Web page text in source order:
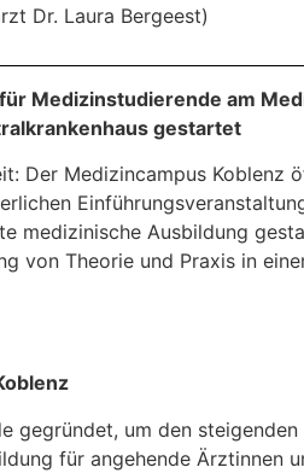
Dr. Laura Bergeest)
Medizinstudierende am
gestartet
Der Medizincampus Koblenz
medizinische Ausbildung
von Theorie und Praxis in
gegründet, um den
für angehende Ärztinnen